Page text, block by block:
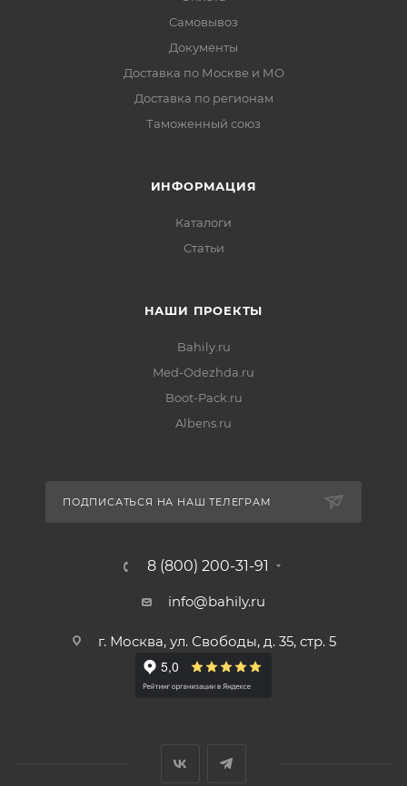
Самовывоз
Документы
Доставка по Москве и МО
Доставка по регионам
Таможенный союз
ИНФОРМАЦИЯ
Каталоги
Статьи
НАШИ ПРОЕКТЫ
Bahily.ru
Med-Odezhda.ru
Boot-Pack.ru
Albens.ru
ПОДПИСАТЬСЯ НА НАШ ТЕЛЕГРАМ
8 (800) 200-31-91
info@bahily.ru
г. Москва, ул. Свободы, д. 35, стр. 5